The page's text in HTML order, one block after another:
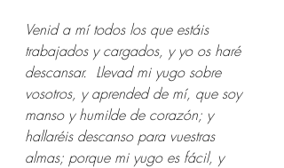
Venid a mí todos los que estáis
trabajados y cargados, y yo os haré
descansar. Llevad mi yugo sobre
vosotros, y aprended de mí, que soy
manso y humilde de corazón; y
hallaréis descanso para vuestras
almas; porque mi yugo es fácil, y